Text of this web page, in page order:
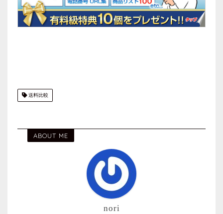
送料比較
ABOUT ME
nori